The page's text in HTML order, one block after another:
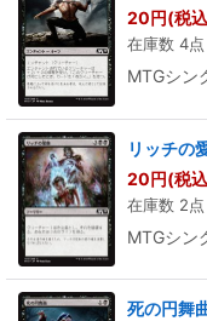
20円(税
在庫数 4点
MTGシン
リッチの
20円(税
在庫数 2点
MTGシン
死の円舞